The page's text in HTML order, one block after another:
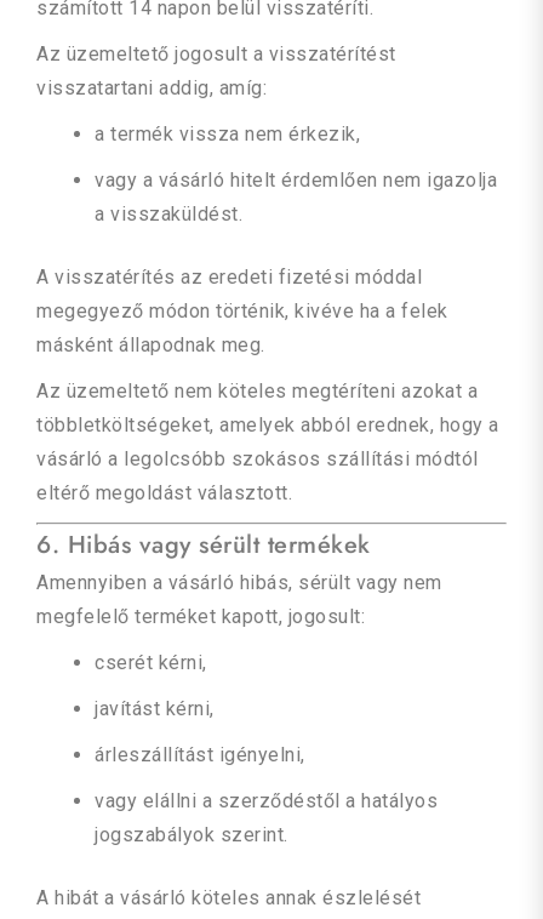
számított 14 napon belül visszatéríti.
Az üzemeltető jogosult a visszatérítést
visszatartani addig, amíg:
a termék vissza nem érkezik,
vagy a vásárló hitelt érdemlően nem igazolja
a visszaküldést.
A visszatérítés az eredeti fizetési móddal
megegyező módon történik, kivéve ha a felek
másként állapodnak meg.
Az üzemeltető nem köteles megtéríteni azokat a
többletköltségeket, amelyek abból erednek, hogy a
vásárló a legolcsóbb szokásos szállítási módtól
eltérő megoldást választott.
6. Hibás vagy sérült termékek
Amennyiben a vásárló hibás, sérült vagy nem
megfelelő terméket kapott, jogosult:
cserét kérni,
javítást kérni,
árleszállítást igényelni,
vagy elállni a szerződéstől a hatályos
jogszabályok szerint.
A hibát a vásárló köteles annak észlelését